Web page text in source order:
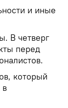
и иные
В четверг
перед
который
в